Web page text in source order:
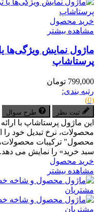
خرید محصول
مشاهده بیشتر
ماژول نمایش ویژگی‌ها
پرستاشاپ
799,000 تومان
رتبه بندی:
(0)
ثبت نظر طرح سوال
این ماژول پرستاشاپ با
محصولات، نرخ تبدیل خود را
محصول" ترکیبات
سبد خرید» را نمایش می دهد.
خرید محصول
مشاهده بیشتر